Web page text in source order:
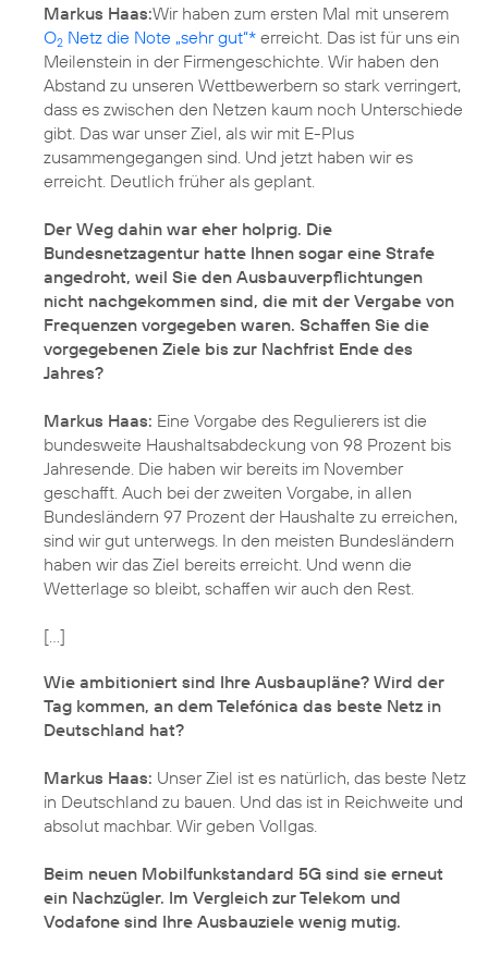
Markus Haas:Wir haben zum ersten Mal mit unserem
O2 Netz die Note „sehr gut“* erreicht. Das ist für uns ein
Meilenstein in der Firmengeschichte. Wir haben den
Abstand zu unseren Wettbewerbern so stark verringert,
dass es zwischen den Netzen kaum noch Unterschiede
gibt. Das war unser Ziel, als wir mit E-Plus
zusammengegangen sind. Und jetzt haben wir es
Der Weg dahin war eher holprig. Die
Bundesnetzagentur hatte Ihnen sogar eine Strafe
angedroht, weil Sie den Ausbauverpflichtungen
nicht nachgekommen sind, die mit der Vergabe von
Frequenzen vorgegeben waren. Schaffen Sie die
vorgegebenen Ziele bis zur Nachfrist Ende des
Jahres?
Markus Haas: Eine Vorgabe des Regulierers ist die
bundesweite Haushaltsabdeckung von 98 Prozent bis
Jahresende. Die haben wir bereits im November
geschafft. Auch bei der zweiten Vorgabe, in allen
Bundesländern 97 Prozent der Haushalte zu erreichen,
sind wir gut unterwegs. In den meisten Bundesländern
haben wir das Ziel bereits erreicht. Und wenn die
Wetterlage so bleibt, schaffen wir auch den Rest.
Wie ambitioniert sind Ihre Ausbaupläne? Wird der
Tag kommen, an dem Telefónica das beste Netz in
Deutschland hat?
Markus Haas: Unser Ziel ist es natürlich, das beste Netz
in Deutschland zu bauen. Und das ist in Reichweite und
absolut machbar. Wir geben Vollgas.
Beim neuen Mobilfunkstandard 5G sind sie erneut
ein Nachzügler. Im Vergleich zur Telekom und
Vodafone sind Ihre Ausbauziele wenig mutig.